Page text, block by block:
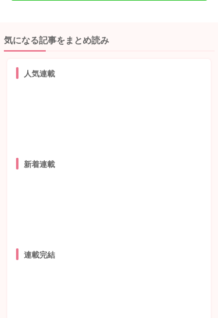
気になる記事をまとめ読み
人気連載
新着連載
連載完結